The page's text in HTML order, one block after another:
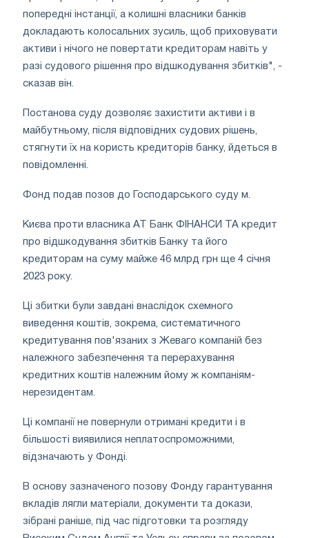
попередні інстанції, а колишні власники банків
докладають колосальних зусиль, щоб приховувати
активи і нічого не повертати кредиторам навіть у
разі судового рішення про відшкодування збитків", -
сказав він.
Постанова суду дозволяє захистити активи і в
майбутньому, після відповідних судових рішень,
стягнути їх на користь кредиторів банку, йдеться в
повідомленні.
Фонд подав позов до Господарського суду м.
Києва проти власника АТ Банк ФІНАНСИ ТА кредит
про відшкодування збитків Банку та його
кредиторам на суму майже 46 млрд грн ще 4 січня
2023 року.
Ці збитки були завдані внаслідок схемного
виведення коштів, зокрема, систематичного
кредитування пов'язаних з Жеваго компаній без
належного забезпечення та перерахування
кредитних коштів належним йому ж компаніям-
нерезидентам.
Ці компанії не повернули отримані кредити і в
більшості виявилися неплатоспроможними,
відзначають у Фонді.
В основу зазначеного позову Фонду гарантування
вкладів лягли матеріали, документи та докази,
зібрані раніше, під час підготовки та розгляду